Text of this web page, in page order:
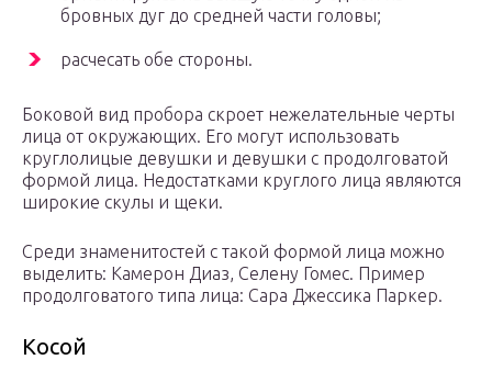
бровных дуг до средней части головы;
расчесать обе стороны.
Боковой вид пробора скроет нежелательные черты
лица от окружающих. Его могут использовать
круглолицые девушки и девушки с продолговатой
формой лица. Недостатками круглого лица являются
широкие скулы и щеки.
Среди знаменитостей с такой формой лица можно
выделить: Камерон Диаз, Селену Гомес. Пример
продолговатого типа лица: Сара Джессика Паркер.
Косой